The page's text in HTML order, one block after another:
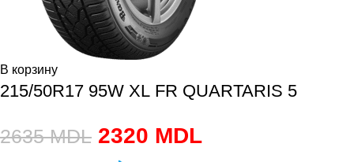
В корзину
215/50R17 95W XL FR QUARTARIS 5
2635MDL 2320 MDL